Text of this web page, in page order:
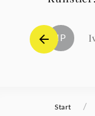
IP
Start /